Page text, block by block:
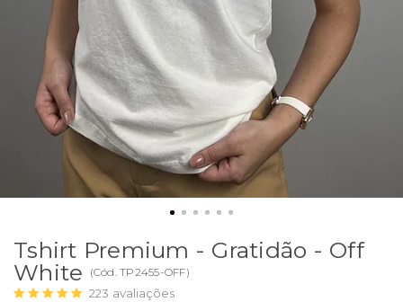
Tshirt Premium - Gratidão - Off
White
(Cód. TP2455-OFF)
223 avaliações